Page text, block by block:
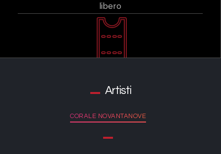
libero
Artisti
CORALE NOVANTANOVE